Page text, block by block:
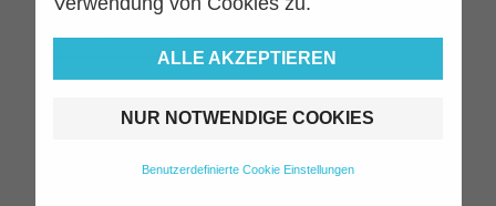
ALLE AKZEPTIEREN
NUR NOTWENDIGE COOKIES
Benutzerdefinierte Cookie Einstellungen
Beschreibung Artikeldetails
perfekte Lösung für Schule, Büro
Hochwertiges Papier in Standard- oder